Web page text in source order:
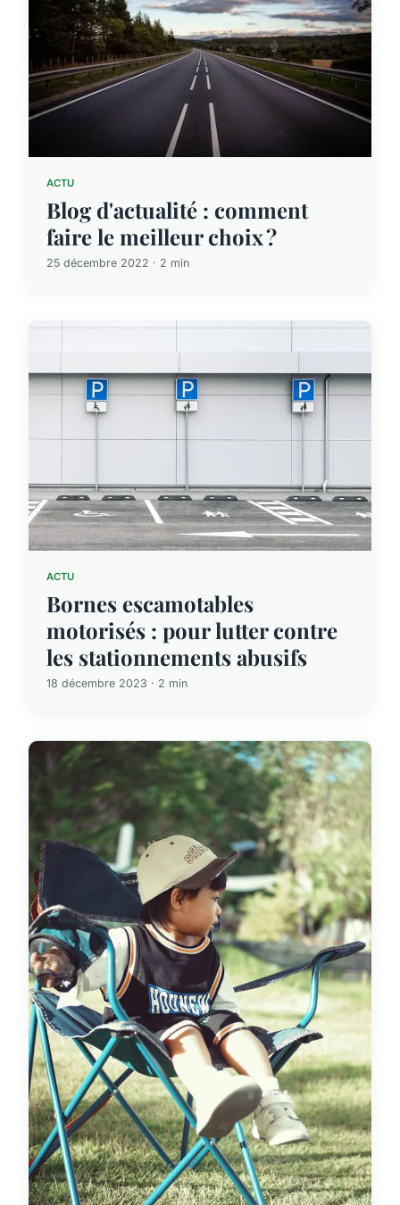
ACTU
Blog d'actualité : comment
faire le meilleur choix ?
25 décembre 2022 · 2 min
ACTU
Bornes escamotables
motorisés : pour lutter contre
les stationnements abusifs
18 décembre 2023 · 2 min